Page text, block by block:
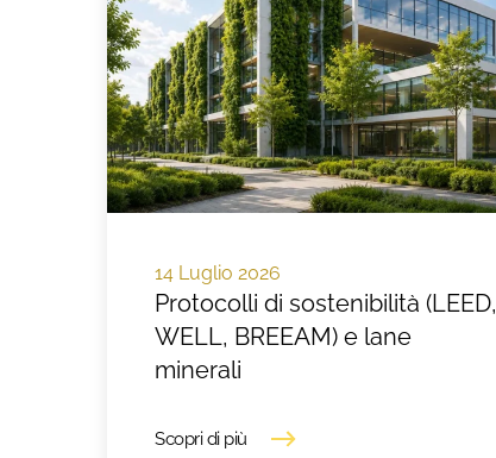
14 Luglio 2026
Protocolli di sostenibilità (LEED,
WELL, BREEAM) e lane
minerali
Scopri di più